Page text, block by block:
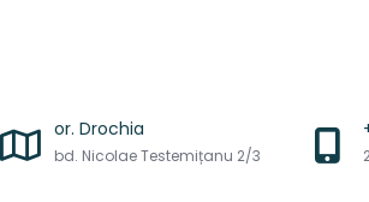
or. Drochia
bd. Nicolae Testemițanu 2/3